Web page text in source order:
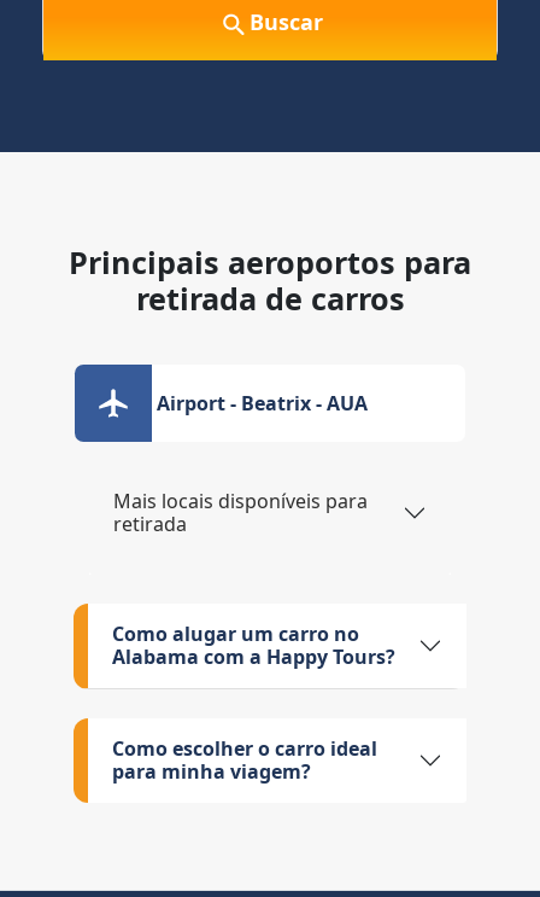
Buscar
Principais aeroportos para
retirada de carros
Airport - Beatrix - AUA
Mais locais disponíveis para
retirada
Como alugar um carro no
Alabama com a Happy Tours?
Como escolher o carro ideal
para minha viagem?